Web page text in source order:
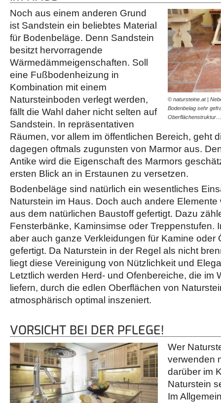
© natursteine.at |
Bodenbelag sehr
Oberflächenstruktur…
Noch aus einem anderen Grund
ist Sandstein ein beliebtes Material
für Bodenbeläge. Denn Sandstein
besitzt hervorragende
Wärmedämmeigenschaften. Soll
eine Fußbodenheizung in
Kombination mit einem
Natursteinboden verlegt werden,
fällt die Wahl daher nicht selten auf
Sandstein. In repräsentativen
Räumen, vor allem im öffentlichen Bereich, geht
dagegen oftmals zugunsten von Marmor aus.
Antike wird die Eigenschaft des Marmors
ersten Blick an in Erstaunen zu versetzen.
Bodenbeläge sind natürlich ein wesentliches
Naturstein im Haus. Doch auch andere
aus dem natürlichen Baustoff gefertigt. Dazu
Fensterbänke, Kaminsimse oder Treppenstufen.
aber auch ganze Verkleidungen für Kamine oder
gefertigt. Da Naturstein in der Regel als nicht
liegt diese Vereinigung von Nützlichkeit und
Letztlich werden Herd- und Ofenbereiche, die im
liefern, durch die edlen Oberflächen von
atmosphärisch optimal inszeniert.
VORSICHT BEI DER PFLEGE!
Wer
verwenden
darüber im
Naturstein
Im